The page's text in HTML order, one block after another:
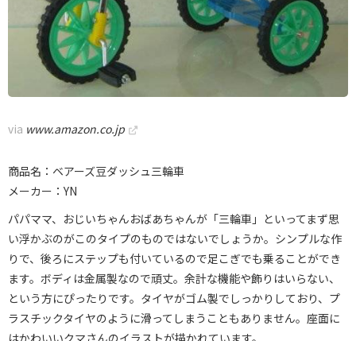
via www.amazon.co.jp
商品名：ベアーズ豆ダッシュ三輪車
メーカー：YN
パパママ、おじいちゃんおばあちゃんが「三輪車」といってまず思
い浮かぶのがこのタイプのものではないでしょうか。シンプルな作
りで、後ろにステップも付いているので足こぎでも乗ることができ
ます。ボディは金属製なので頑丈。余計な機能や飾りはいらない、
という方にぴったりです。タイヤがゴム製でしっかりしており、プ
ラスチックタイヤのように滑ってしまうこともありません。座面に